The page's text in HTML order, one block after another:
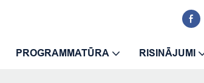
PROGRAMMATŪRA RISINĀJUMI